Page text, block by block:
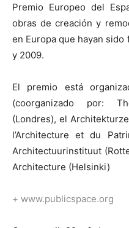
Premio Europeo del
obras de creación y
en Europa que hayan
y 2009.
El premio está
(coorganizado por:
(Londres), el
l’Architecture et du
Architectuurinstituut
Architecture (Helsinki)
+ www.publicspace.org